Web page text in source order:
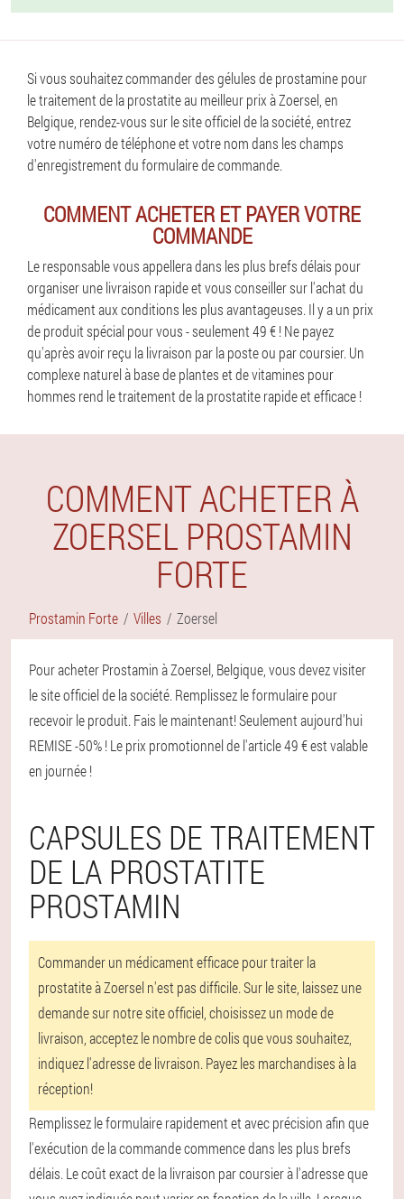
Si vous souhaitez commander des gélules de prostamine pour
le traitement de la prostatite au meilleur prix à Zoersel, en
Belgique, rendez-vous sur le site officiel de la société, entrez
votre numéro de téléphone et votre nom dans les champs
d'enregistrement du formulaire de commande.
COMMENT ACHETER ET PAYER VOTRE
COMMANDE
Le responsable vous appellera dans les plus brefs délais pour
organiser une livraison rapide et vous conseiller sur l'achat du
médicament aux conditions les plus avantageuses. Il y a un prix
de produit spécial pour vous - seulement 49 € ! Ne payez
qu'après avoir reçu la livraison par la poste ou par coursier. Un
complexe naturel à base de plantes et de vitamines pour
hommes rend le traitement de la prostatite rapide et efficace !
COMMENT ACHETER À
ZOERSEL PROSTAMIN
FORTE
Prostamin Forte Villes Zoersel
Pour acheter Prostamin à Zoersel, Belgique, vous devez visiter
le site officiel de la société. Remplissez le formulaire pour
recevoir le produit. Fais le maintenant! Seulement aujourd'hui
REMISE -50% ! Le prix promotionnel de l'article 49 € est valable
en journée !
CAPSULES DE TRAITEMENT
DE LA PROSTATITE
PROSTAMIN
Commander un médicament efficace pour traiter la
prostatite à Zoersel n'est pas difficile. Sur le site, laissez une
demande sur notre site officiel, choisissez un mode de
livraison, acceptez le nombre de colis que vous souhaitez,
indiquez l'adresse de livraison. Payez les marchandises à la
réception!
Remplissez le formulaire rapidement et avec précision afin que
l'exécution de la commande commence dans les plus brefs
délais. Le coût exact de la livraison par coursier à l'adresse que